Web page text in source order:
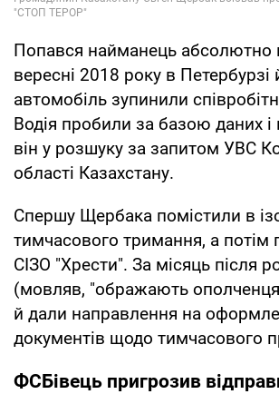
Попався найманець абсолютно
вересні 2018 року в Петербурзі
автомобіль зупинили
Водія пробили за базою даних
він у розшуку за запитом УВС
області Казахстану.
Спершу Щербака помістили в
тимчасового тримання, а потім
СІЗО "Хрести". За місяць після
(мовляв, "ображають
й дали направлення на
документів щодо тимчасового
ФСБівець пригрозив